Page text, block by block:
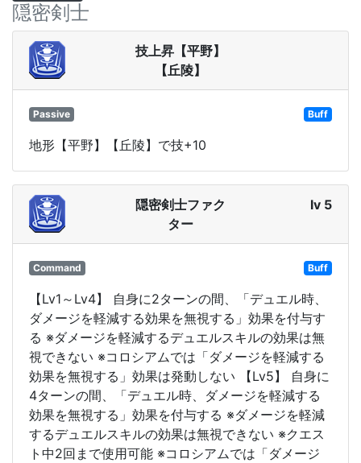
隠密剣士
技上昇【平野】
【丘陵】
Passive Buff
地形【平野】【丘陵】で技+10
隠密剣士ファク
ター
lv 5
Command Buff
【Lv1～Lv4】 自身に2ターンの間、「デュエル時、
ダメージを軽減する効果を無視する」効果を付与す
る ※ダメージを軽減するデュエルスキルの効果は無
視できない ※コロシアムでは「ダメージを軽減する
効果を無視する」効果は発動しない 【Lv5】 自身に
4ターンの間、「デュエル時、ダメージを軽減する
効果を無視する」効果を付与する ※ダメージを軽減
するデュエルスキルの効果は無視できない ※クエス
ト中2回まで使用可能 ※コロシアムでは「ダメージ